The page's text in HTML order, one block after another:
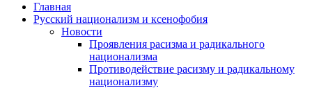
Главная
Русский национализм и ксенофобия
Новости
Проявления расизма и радикального
национализма
Противодействие расизму и радикальному
национализму